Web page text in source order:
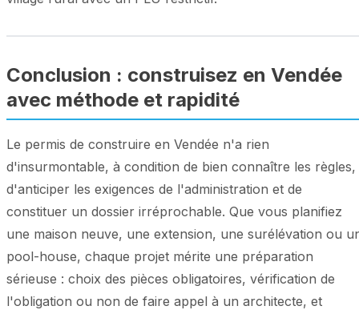
Conclusion : construisez en Vendée
avec méthode et rapidité
Le permis de construire en Vendée n'a rien
d'insurmontable, à condition de bien connaître les règles,
d'anticiper les exigences de l'administration et de
constituer un dossier irréprochable. Que vous planifiez
une maison neuve, une extension, une surélévation ou
pool-house, chaque projet mérite une préparation
sérieuse : choix des pièces obligatoires, vérification de
l'obligation ou non de faire appel à un architecte, et